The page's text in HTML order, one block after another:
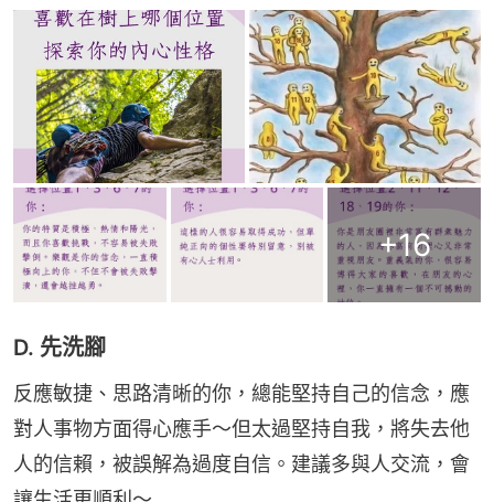
+16
D. 先洗腳
反應敏捷、思路清晰的你，總能堅持自己的信念，應
對人事物方面得心應手～但太過堅持自我，將失去他
人的信賴，被誤解為過度自信。建議多與人交流，會